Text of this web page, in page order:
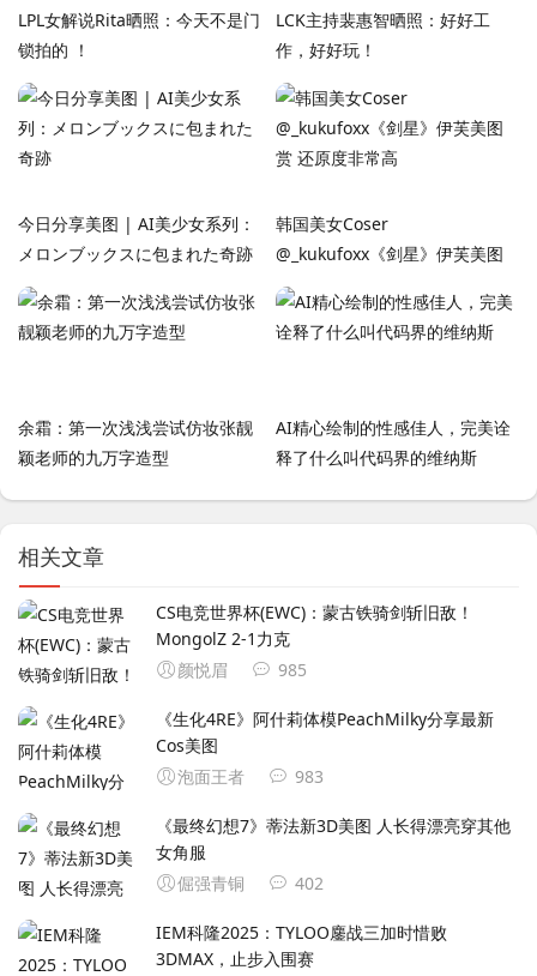
LPL女解说Rita晒照：今天不是门
锁拍的 ！
LCK主持裴惠智晒照：好好工
作，好好玩！
今日分享美图 | AI美少女系列：
メロンブックスに包まれた奇跡
韩国美女Coser
‌@_kukufoxx《剑星》伊芙美图
赏 还原度非常高
余霜：第一次浅浅尝试仿妆张靓
颖老师的九万字造型
AI精心绘制的性感佳人，完美诠
释了什么叫代码界的维纳斯
相关文章
CS电竞世界杯(EWC)：蒙古铁骑剑斩旧敌！
MongolZ 2-1力克
颜悦眉
985
《生化4RE》阿什莉体模PeachMilky分享最新
Cos美图
泡面王者
983
《最终幻想7》蒂法新3D美图 人长得漂亮穿其他
女角服
倔强青铜
402
IEM科隆2025：TYLOO鏖战三加时惜败
3DMAX，止步入围赛